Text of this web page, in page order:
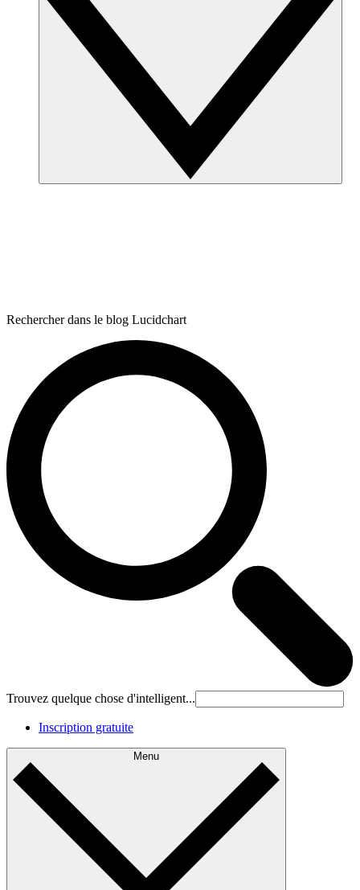
Rechercher dans le blog Lucidchart
Trouvez quelque chose d'intelligent...
Inscription gratuite
Menu